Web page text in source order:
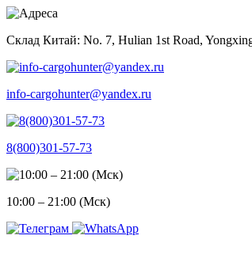
Skip
content
Склад Китай: No. 7, Hulian 1st Road,
info-cargohunter@yandex.ru
8(800)301-57-73
10:00 – 21:00 (Мск)